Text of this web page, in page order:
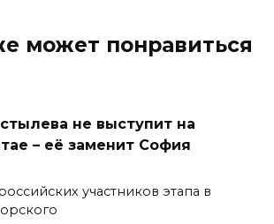
может понравиться
не выступит на
– её заменит София
участников этапа в